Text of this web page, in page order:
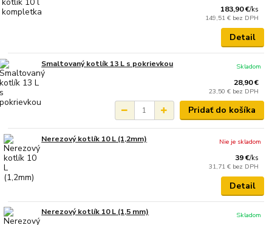
183,90 €/ks
149,51 € bez DPH
Detail
Smaltovaný kotlík 13 L s pokrievkou
28,90 €
23,50 € bez DPH
Skladom
Pridať do košíka
Nerezový kotlík 10 L (1,2mm)
39 €/ks
31,71 € bez DPH
Nie je skladom
Detail
Nerezový kotlík 10 L (1,5 mm)
Skladom